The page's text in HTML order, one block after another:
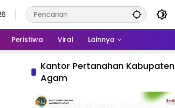
Peristiwa Viral Lainnya
Kantor Pertanahan Kabupaten
Agam